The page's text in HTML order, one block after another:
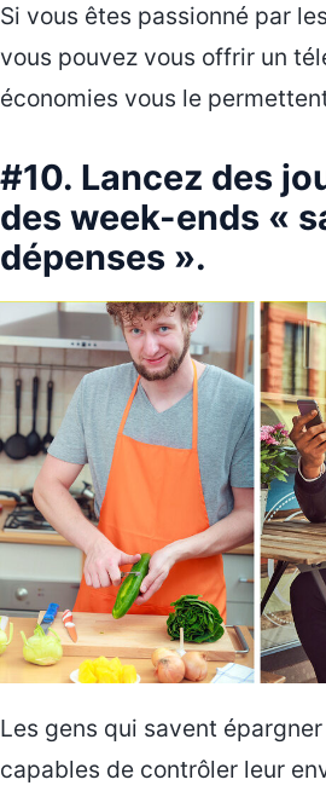
Si vous êtes passionné par
vous pouvez vous offrir un
économies vous le
#10. Lancez des
des week-ends «
dépenses ».
Les gens qui savent
capables de contrôler leur